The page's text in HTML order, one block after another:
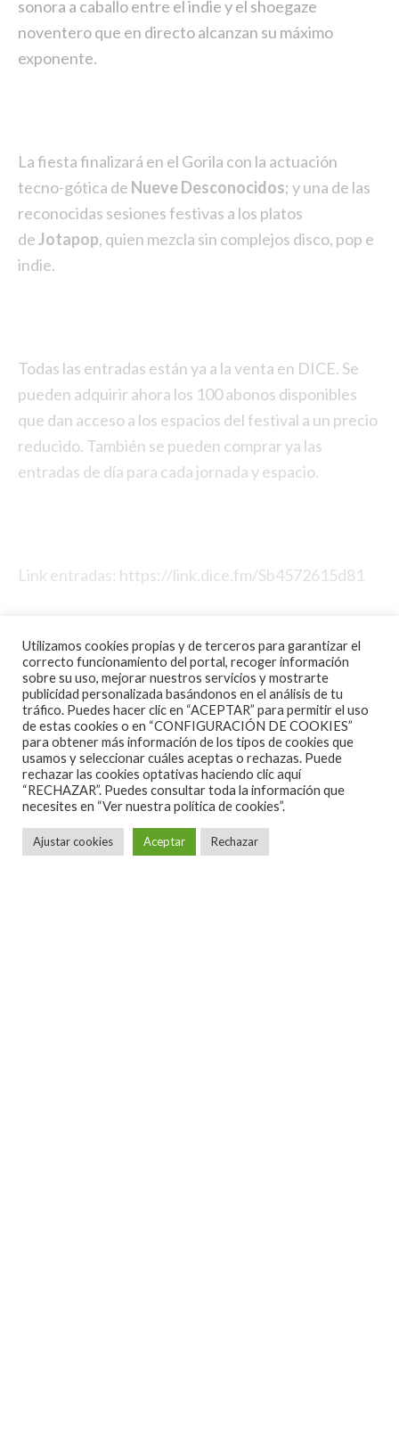
sonora a caballo entre el indie y el shoegaze
noventero que en directo alcanzan su máximo
exponente.
La fiesta finalizará en el Gorila con la actuación
tecno-gótica de Nueve Desconocidos; y una de las
reconocidas sesiones festivas a los platos
deJotapop, quien mezcla sin complejos disco, pop e
indie.
Todas las entradas están ya a la venta en DICE. Se
pueden adquirir ahora los 100 abonos disponibles
que dan acceso a los espacios del festival a un precio
reducido. También se pueden comprar ya las
entradas de día para cada jornada y espacio.
Link entradas: https://link.dice.fm/Sb4572615d81
Utilizamos cookies propias y de terceros para garantizar el
correcto funcionamiento del portal, recoger información
sobre su uso, mejorar nuestros servicios y mostrarte
publicidad personalizada basándonos en el análisis de tu
tráfico. Puedes hacer clic en “ACEPTAR” para permitir el uso
de estas cookies o en “CONFIGURACIÓN DE COOKIES”
para obtener más información de los tipos de cookies que
usamos y seleccionar cuáles aceptas o rechazas. Puede
rechazar las cookies optativas haciendo clic aquí
“RECHAZAR”. Puedes consultar toda la información que
necesites en “Ver nuestra política de cookies”.
Ajustar cookies Aceptar Rechazar